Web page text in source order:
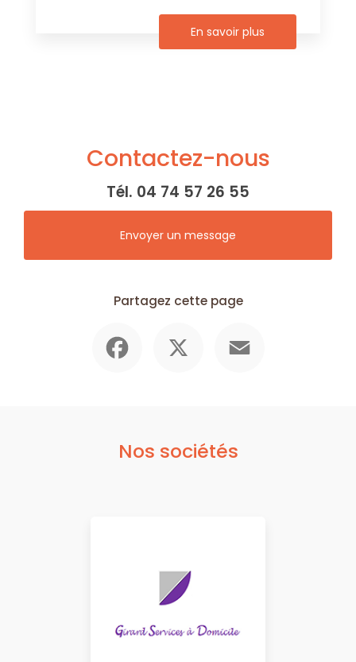
En savoir plus
Contactez-nous
Tél. 04 74 57 26 55
Envoyer un message
Partagez cette page
Nos sociétés